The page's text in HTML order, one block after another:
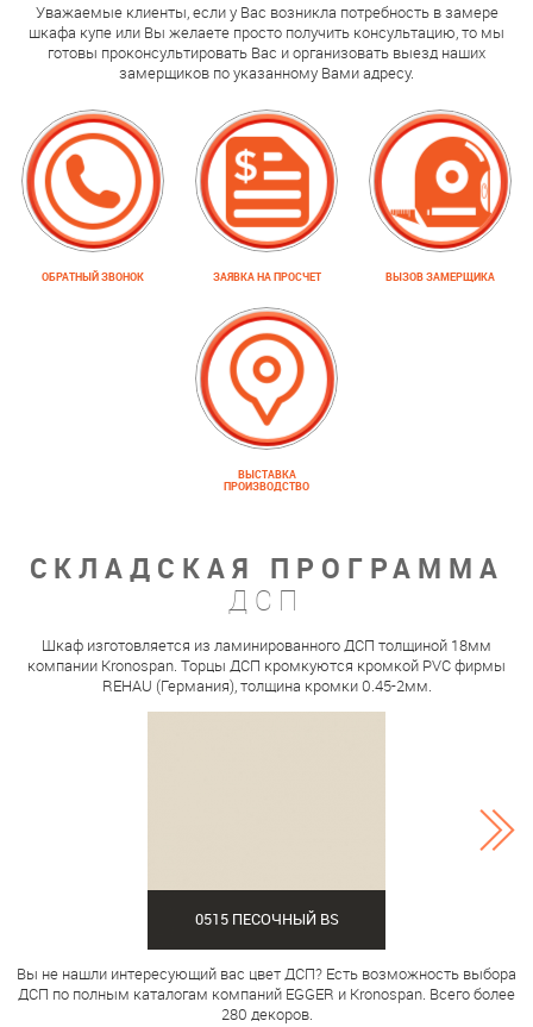
Уважаемые клиенты, если у Вас возникла потребность в замере
шкафа купе или Вы желаете просто получить консультацию, то мы
готовы проконсультировать Вас и организовать выезд наших
замерщиков по указанному Вами адресу.
ОБРАТНЫЙ ЗВОНОК ЗАЯВКА НА ПРОСЧЕТ ВЫЗОВ ЗАМЕРЩИКА
ВЫСТАВКА
ПРОИЗВОДСТВО
СКЛАДСКАЯ ПРОГРАММА
ДСП
Шкаф изготовляется из ламинированного ДСП толщиной 18мм
компании Kronospan. Торцы ДСП кромкуются кромкой PVC фирмы
REHAU (Германия), толщина кромки 0.45-2мм.
0515 ПЕСОЧНЫЙ BS
Вы не нашли интересующий вас цвет ДСП? Есть возможность выбора
ДСП по полным каталогам компаний EGGER и Kronospan. Всего более
280 декоров.